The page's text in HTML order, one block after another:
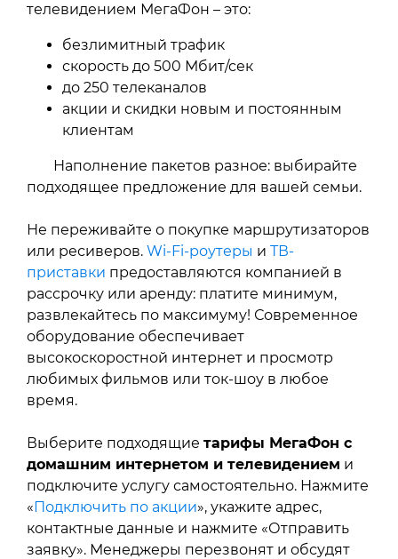
телевидением МегаФон – это:
безлимитный трафик
скорость до 500 Мбит/сек
до 250 телеканалов
акции и скидки новым и постоянным
клиентам
Наполнение пакетов разное: выбирайте
подходящее предложение для вашей семьи.
Не переживайте о покупке маршрутизаторов
или ресиверов. Wi‑Fi-роутеры и ТВ-
приставки предоставляются компанией в
рассрочку или аренду: платите минимум,
развлекайтесь по максимуму! Современное
оборудование обеспечивает
высокоскоростной интернет и просмотр
любимых фильмов или ток-шоу в любое
время.
Выберите подходящие тарифы МегаФон с
домашним интернетом и телевидением и
подключите услугу самостоятельно. Нажмите
«Подключить по акции», укажите адрес,
контактные данные и нажмите «Отправить
заявку». Менеджеры перезвонят и обсудят